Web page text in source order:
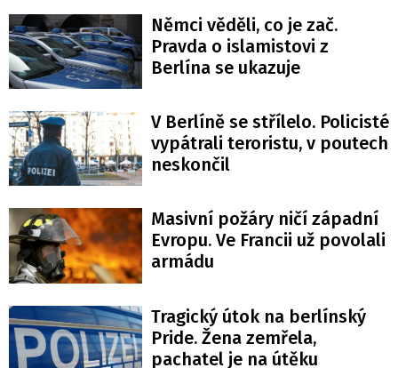
Němci věděli, co je zač.
Pravda o islamistovi z
Berlína se ukazuje
V Berlíně se střílelo. Policisté
vypátrali teroristu, v poutech
neskončil
Masivní požáry ničí západní
Evropu. Ve Francii už povolali
armádu
Tragický útok na berlínský
Pride. Žena zemřela,
pachatel je na útěku